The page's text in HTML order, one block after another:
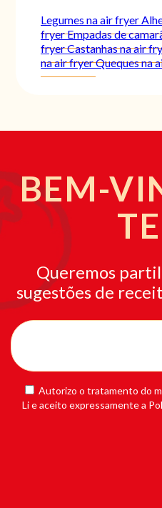
Legumes na air fryer
fryerEmpadas de
fryerCastanhas na air
na air fryerQueques na
BEM-
Queremos
sugestões de
Autorizo o tratamento do
Li e aceito expressamente a